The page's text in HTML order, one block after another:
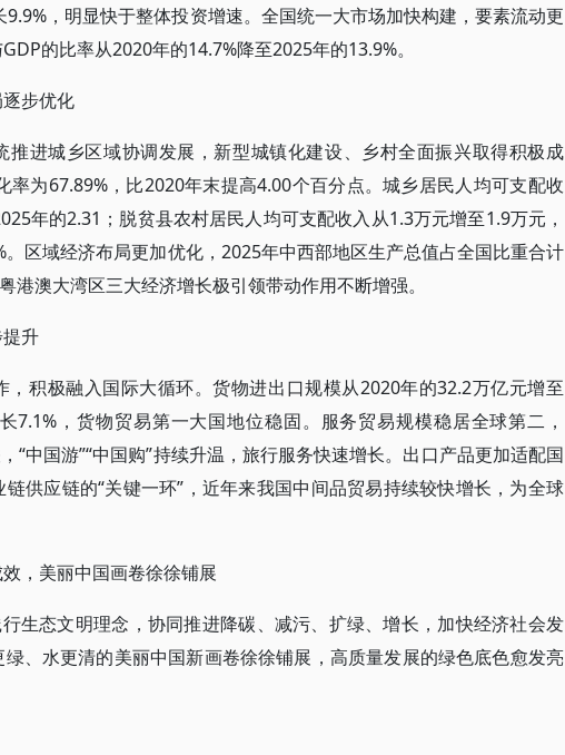
，明显快于整体投资增速。全国统一大市场加快构建，要素流动更
的比率从2020年的14.7%降至2025年的13.9%。
逐步优化
推进城乡区域协调发展，新型城镇化建设、乡村全面振兴取得积极成
率为67.89%，比2020年末提高4.00个百分点。城乡居民人均可支配收
年的2.31；脱贫县农村居民人均可支配收入从1.3万元增至1.9万元，
区域经济布局更加优化，2025年中西部地区生产总值占全国比重合计
港澳大湾区三大经济增长极引领带动作用不断增强。
提升
，积极融入国际大循环。货物进出口规模从2020年的32.2万亿元增至
7.1%，货物贸易第一大国地位稳固。服务贸易规模稳居全球第二，
“中国游”“中国购”持续升温，旅行服务快速增长。出口产品更加适配国
供应链的“关键一环”，近年来我国中间品贸易持续较快增长，为全球
，美丽中国画卷徐徐铺展
生态文明理念，协同推进降碳、减污、扩绿、增长，加快经济社会发
、水更清的美丽中国新画卷徐徐铺展，高质量发展的绿色底色愈发亮